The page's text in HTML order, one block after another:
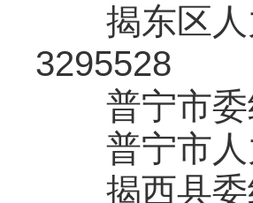
揭东区人
3295528
普宁市委
普宁市人
揭西县委